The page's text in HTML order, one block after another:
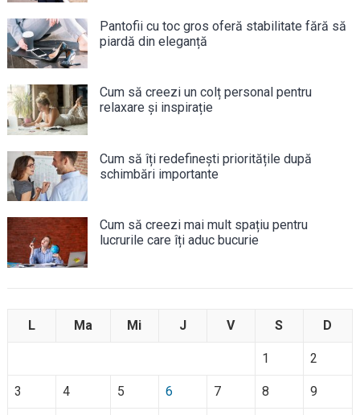
Pantofii cu toc gros oferă stabilitate fără să
piardă din eleganță
Cum să creezi un colț personal pentru
relaxare și inspirație
Cum să îți redefinești prioritățile după
schimbări importante
Cum să creezi mai mult spațiu pentru
lucrurile care îți aduc bucurie
L Ma Mi J V S D
1 2
3 4 5 6 7 8 9